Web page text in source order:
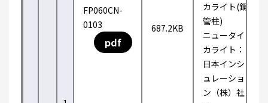
FP060CN-
0103
pdf
687.2KB
カライト(鋼
管柱)
ニュータイ
カライト：
日本インシ
ュレーショ
ン（株）社